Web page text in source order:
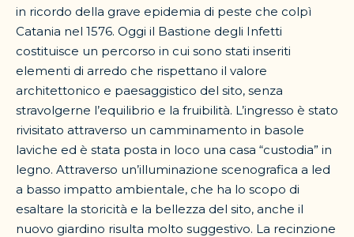
in ricordo della grave epidemia di peste che colpì
Catania nel 1576. Oggi il Bastione degli Infetti
costituisce un percorso in cui sono stati inseriti
elementi di arredo che rispettano il valore
architettonico e paesaggistico del sito, senza
stravolgerne l’equilibrio e la fruibilità. L’ingresso è stato
rivisitato attraverso un camminamento in basole
laviche ed è stata posta in loco una casa “custodia” in
legno. Attraverso un’illuminazione scenografica a led
a basso impatto ambientale, che ha lo scopo di
esaltare la storicità e la bellezza del sito, anche il
nuovo giardino risulta molto suggestivo. La recinzione